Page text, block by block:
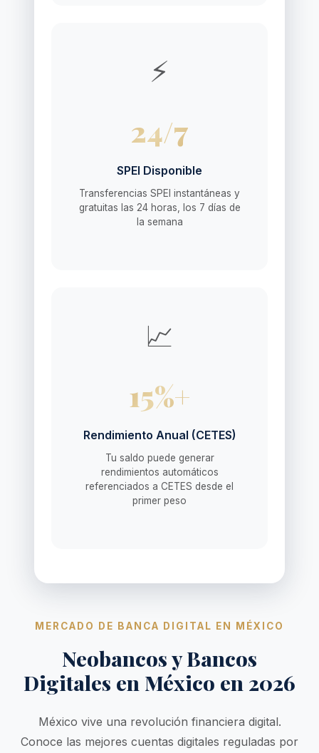
⚡
24/7
SPEI Disponible
Transferencias SPEI instantáneas y
gratuitas las 24 horas, los 7 días de
la semana
📈
15%+
Rendimiento Anual (CETES)
Tu saldo puede generar
rendimientos automáticos
referenciados a CETES desde el
primer peso
MERCADO DE BANCA DIGITAL EN MÉXICO
Neobancos y Bancos
Digitales en México en 2026
México vive una revolución financiera digital.
Conoce las mejores cuentas digitales reguladas por